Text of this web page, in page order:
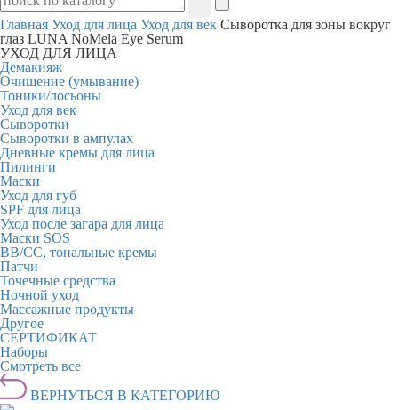
Главная Уход для лица Уход для век Сыворотка для зоны вокруг
глаз LUNA NoMela Eye Serum
УХОД ДЛЯ ЛИЦА
Демакияж
Очищение (умывание)
Тоники/лосьоны
Уход для век
Сыворотки
Сыворотки в ампулах
Дневные кремы для лица
Пилинги
Маски
Уход для губ
SPF для лица
Уход после загара для лица
Маски SOS
BB/CC, тональные кремы
Патчи
Точечные средства
Ночной уход
Массажные продукты
Другое
СЕРТИФИКАТ
Наборы
Смотреть все
ВЕРНУТЬСЯ В КАТЕГОРИЮ